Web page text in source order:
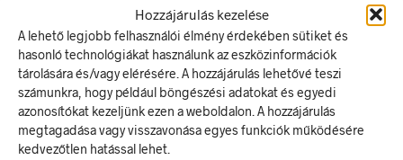
Hozzájárulás kezelése
A lehető legjobb felhasználói élmény érdekében sütiket és
hasonló technológiákat használunk az eszközinformációk
tárolására és/vagy elérésére. A hozzájárulás lehetővé teszi
számunkra, hogy például böngészési adatokat és egyedi
azonosítókat kezeljünk ezen a weboldalon. A hozzájárulás
megtagadása vagy visszavonása egyes funkciók működésére
kedvezőtlen hatással lehet.
biztosítaniuk kell, hogy a munkahely minden területén a
vonatkozó előírásoknak megfelelő munkavédelmi táblák
legyenek elhelyezve. Ez nemcsak a törvényi megfelelés miatt
fontos, hanem a dolgozók iránti felelősségvállalás jele is.